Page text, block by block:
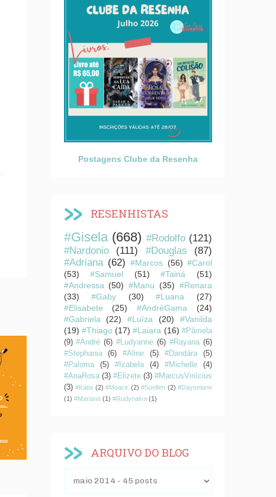
Postagens Clube da Resenha
RESENHISTAS
#Gisela (668) #Rodolfo (121)
#Nardonio
(111) #Douglas
(87)
#Adriana (62) #Marcos (56) #Carol
(53)
#Samuel (51) #Tainá
(51)
#Andressa (50) #Manu (35) #Renara
(33)
#Gaby (30) #Luana
(27)
#Elisabete
(25) #AndréGama
(24)
#Gabriela
(22) #Luíza (20)
#Vanilda
(19) #Thiago (17) #Laiara (16) #Pâmela
(9) #André (6) #Ludyanne (6) #Rayana (6)
#Stephania
(6) #Aline (5) #Dandára
(5)
#Paloma
(5) #Izabela (4) #Michelle
(4)
#AnaRosa (3) #Elizete (3) #MarcusVinícius
(3) #Kátia (2) #Moacir (2) #Suellen (2) #Dayselane
(1) #Mariana (1) #Rudynalva (1)
ARQUIVO DO BLOG